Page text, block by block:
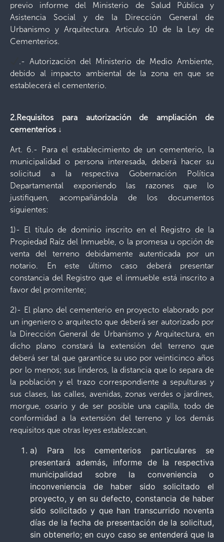
previo informe del Ministerio de Salud Pública y
Asistencia Social y de la Dirección General de
Urbanismo y Arquitectura. Articulo 10 de la Ley de
Cementerios.
.- Autorización del Ministerio de Medio Ambiente,
debido al impacto ambiental de la zona en que se
establecerá el cementerio.
2.Requisitos para autorización de ampliación de
cementerios ↓
Art. 6.- Para el establecimiento de un cementerio, la
municipalidad o persona interesada, deberá hacer su
solicitud a la respectiva Gobernación Política
Departamental exponiendo las razones que lo
justifiquen, acompañándola de los documentos
siguientes:
1)- El título de dominio inscrito en el Registro de la
Propiedad Raíz del Inmueble, o la promesa u opción de
venta del terreno debidamente autenticada por un
notario. En este último caso deberá presentar
constancia del Registro que el inmueble está inscrito a
favor del promitente;
2)- El plano del cementerio en proyecto elaborado por
un ingeniero o arquitecto que deberá ser autorizado por
la Dirección General de Urbanismo y Arquitectura, en
dicho plano constará la extensión del terreno que
deberá ser tal que garantice su uso por veinticinco años
por lo menos; sus linderos, la distancia que lo separa de
la población y el trazo correspondiente a sepulturas y
sus clases, las calles, avenidas, zonas verdes o jardines,
morgue, osario y de ser posible una capilla, todo de
conformidad a la extensión del terreno y los demás
requisitos que otras leyes establezcan.
a) Para los cementerios particulares se
presentará además, informe de la respectiva
municipalidad sobre la conveniencia o
inconveniencia de haber sido solicitado el
proyecto, y en su defecto, constancia de haber
sido solicitado y que han transcurrido noventa
días de la fecha de presentación de la solicitud,
sin obtenerlo; en cuyo caso se entenderá que la